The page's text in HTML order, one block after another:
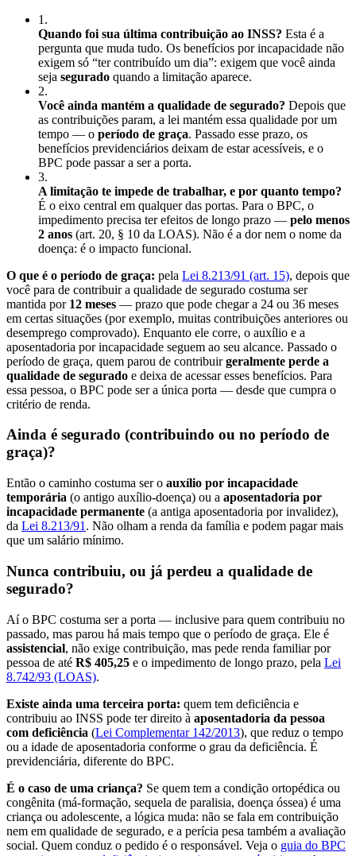
1 .
Quando foi sua última contribuição ao INSS? Esta é a
pergunta que muda tudo. Os benefícios por incapacidade não
exigem só “ter contribuído um dia”: exigem que você ainda
seja segurado quando a limitação aparece.
2.
Você ainda mantém a qualidade de segurado? Depois que
as contribuições param, a lei mantém essa qualidade por um
tempo — o período de graça. Passado esse prazo, os
benefícios previdenciários deixam de estar acessíveis, e o
BPC pode passar a ser a porta.
3.
A limitação te impede de trabalhar, e por quanto tempo?
É o eixo central em qualquer das portas. Para o BPC, o
impedimento precisa ter efeitos de longo prazo — pelo menos
2 anos (art. 20, § 10 da LOAS). Não é a dor nem o nome da
doença: é o impacto funcional.
O que é o período de graça: pela Lei 8.213/91 (art. 15), depois que
você para de contribuir a qualidade de segurado costuma ser
mantida por 12 meses — prazo que pode chegar a 24 ou 36 meses
em certas situações (por exemplo, muitas contribuições anteriores ou
desemprego comprovado). Enquanto ele corre, o auxílio e a
aposentadoria por incapacidade seguem ao seu alcance. Passado o
período de graça, quem parou de contribuirgeralmente perde a
qualidade de segurado e deixa de acessar esses benefícios. Para
essa pessoa, o BPC pode ser a única porta — desde que cumpra o
critério de renda.
Ainda é segurado (contribuindo ou no período de
graça)?
Então o caminho costuma ser o auxílio por incapacidade
temporária (o antigo auxílio-doença) ou a aposentadoria por
incapacidade permanente (a antiga aposentadoria por invalidez),
da Lei 8.213/91 . Não olham a renda da família e podem pagar mais
que um salário mínimo.
Nunca contribuiu, ou já perdeu a qualidade de
segurado?
Aí o BPC costuma ser a porta — inclusive para quem contribuiu no
passado, mas parou há mais tempo que o período de graça. Ele é
assistencial, não exige contribuição, mas pede renda familiar por
pessoa de até R$ 405,25 e o impedimento de longo prazo, pela Lei
8.742/93 (LOAS).
Existe ainda uma terceira porta: quem tem deficiência e
contribuiu ao INSS pode ter direito à aposentadoria da pessoa
com deficiência (Lei Complementar 142/2013), que reduz o tempo
ou a idade de aposentadoria conforme o grau da deficiência. É
previdenciária, diferente do BPC.
É o caso de uma criança? Se quem tem a condição ortopédica ou
congênita (má-formação, sequela de paralisia, doença óssea) é uma
criança ou adolescente, a lógica muda: não se fala em contribuição
nem em qualidade de segurado, e a perícia pesa também a avaliação
social. Quem conduz o pedido é o responsável. Veja o guia do BPC